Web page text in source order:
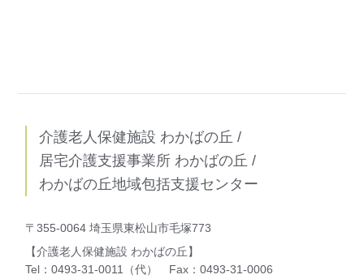
介護老人保健施設 わかばの丘 /
居宅介護支援事業所 わかばの丘 /
わかばの丘地域包括支援センター
〒355-0064 埼玉県東松山市毛塚773
【介護老人保健施設 わかばの丘】
Tel：0493-31-0011（代） Fax：0493-31-0006